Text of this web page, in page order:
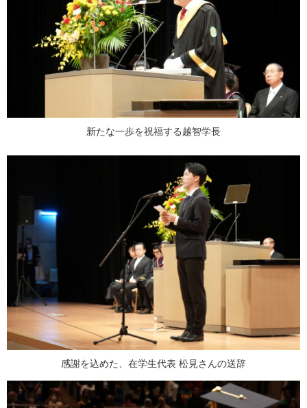
新たな一歩を祝福する越智学長
感謝を込めた、在学生代表 松見さんの送辞